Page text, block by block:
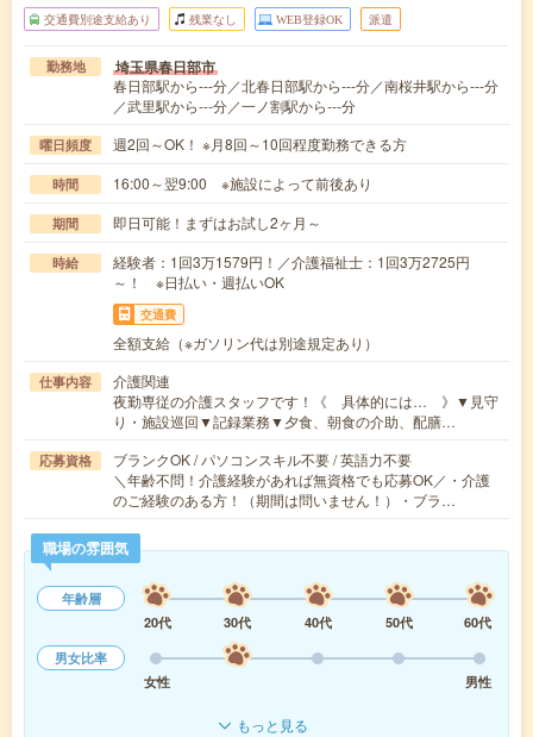
交通費別途支給あり 残業なし WEB登録OK 派遣
勤務地 埼玉県春日部市
春日部駅から---分／北春日部駅から---分／南桜井駅から---分
／武里駅から---分／一ノ割駅から---分
曜日頻度 週2回～OK！ ※月8回～10回程度勤務できる方
時間 16:00～翌9:00 ※施設によって前後あり
期間 即日可能！まずはお試し2ヶ月～
時給
経験者：1回3万1579円！／介護福祉士：1回3万2725円
～！ ※日払い・週払いOK
交通費
全額支給（※ガソリン代は別途規定あり）
仕事内容
介護関連
夜勤専従の介護スタッフです！《 具体的には… 》▼見守
り・施設巡回▼記録業務▼夕食、朝食の介助、配膳…
応募資格
ブランクOK / パソコンスキル不要 / 英語力不要
＼年齢不問！介護経験があれば無資格でも応募OK／・介護
のご経験のある方！（期間は問いません！）・ブラ…
職場の雰囲気
年齢層
20代
30代 40代 50代
60代
男女比率
女性
男性
もっと見る